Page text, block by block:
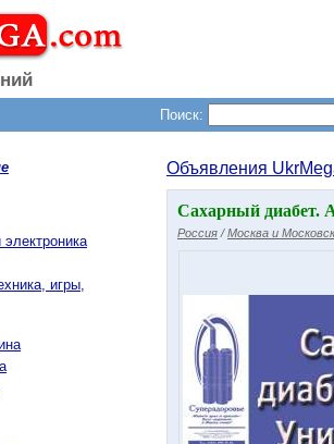
Поиск:
игры,
Объявления
Сахарный диабет.
Россия /Москва и